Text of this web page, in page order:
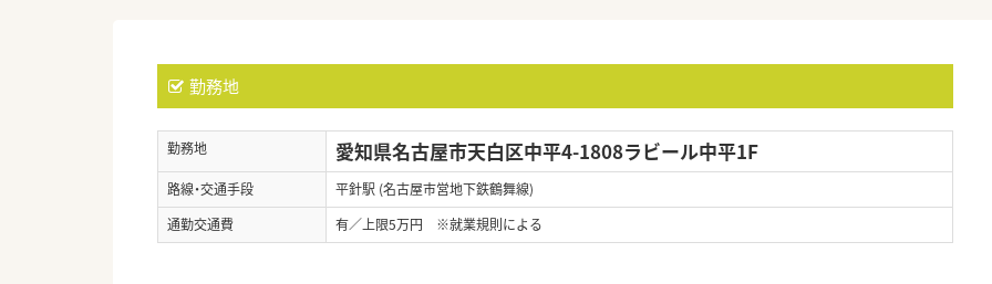
勤務地
勤務地 愛知県名古屋市天白区中平4-1808ラビール中平1F
路線・交通手段
平針駅 (名古屋市営地下鉄鶴舞線)
通勤交通費
有／上限5万円 ※就業規則による